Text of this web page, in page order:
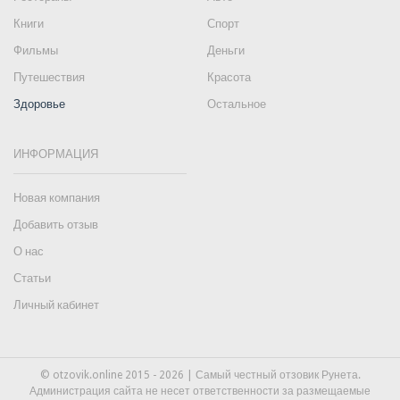
Книги
Спорт
Фильмы
Деньги
Путешествия
Красота
Здоровье
Остальное
ИНФОРМАЦИЯ
Новая компания
Добавить отзыв
О нас
Статьи
Личный кабинет
© otzovik.online 2015 - 2026 | Самый честный отзовик Рунета.
Администрация сайта не несет ответственности за размещаемые